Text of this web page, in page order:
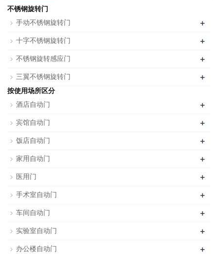
不锈钢旋转门
手动不锈钢旋转门
+
十字不锈钢旋转门 +
不锈钢旋转感应门 +
三翼不锈钢旋转门 +
按使用场所区分
酒店自动门
+
宾馆自动门 +
饭店自动门 +
家用自动门 +
医用门 +
手术室自动门 +
车间自动门 +
实验室自动门 +
办公楼自动门 +